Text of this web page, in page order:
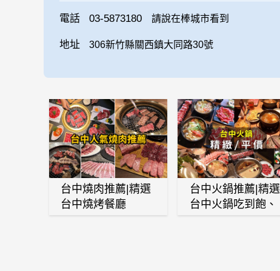
電話 03-5873180 請說在棒城市看到
地址 306新竹縣關西鎮大同路30號
台中燒肉推薦|精選
台中燒烤餐廳
台中火鍋推薦|精選
台中火鍋吃到飽、